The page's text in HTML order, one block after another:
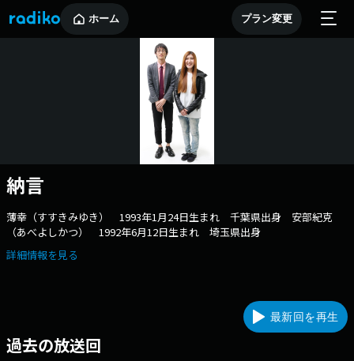
ホーム プラン変更
納言
薄幸（すすきみゆき） 1993年1月24日生まれ 千葉県出身 安部紀克
（あべよしかつ） 1992年6月12日生まれ 埼玉県出身
詳細情報を見る
最新回を再生
過去の放送回